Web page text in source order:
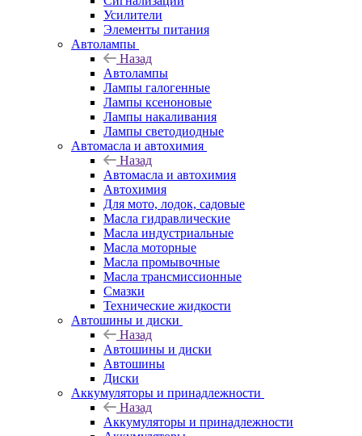
Усилители
Элементы питания
Автолампы
Назад
Автолампы
Лампы галогенные
Лампы ксеноновые
Лампы накаливания
Лампы светодиодные
Автомасла и автохимия
Назад
Автомасла и автохимия
Автохимия
Для мото, лодок, садовые
Масла гидравлические
Масла индустриальные
Масла моторные
Масла промывочные
Масла трансмиссионные
Смазки
Технические жидкости
Автошины и диски
Назад
Автошины и диски
Автошины
Диски
Аккумуляторы и принадлежности
Назад
Аккумуляторы и принадлежности